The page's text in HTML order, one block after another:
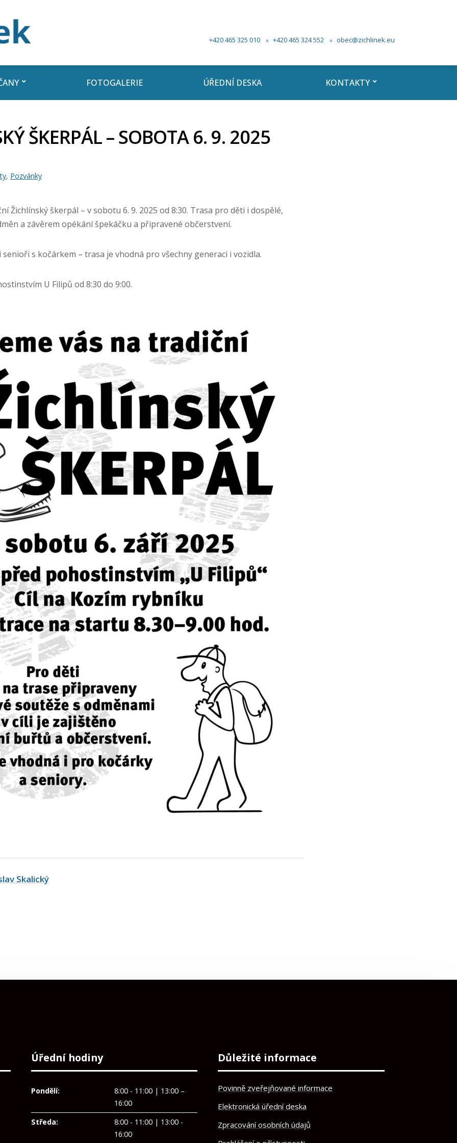
+420 465 325 010 +420 465 324 552 obec@zichlinek.eu
FOTOGALERIE ÚŘEDNÍ DESKA KONTAKTY
ŠKERPÁL – SOBOTA 6. 9. 2025
, Pozvánky
Žichlínský škerpál – v sobotu 6. 9. 2025 od 8:30. Trasa pro děti i dospělé,
a závěrem opékání špekáčku a připravené občerstvení.
s kočárkem – trasa je vhodná pro všechny generaci i vozidla.
U Filipů od 8:30 do 9:00.
Skalický
Úřední hodiny
Pondělí:
8:00 - 11:00 | 13:00 –
16:00
Středa:
8:00 - 11:00 | 13:00 -
16:00
Důležité informace
Povinně zveřejňované informace
Elektronická úřední deska
Zpracování osobních údajů